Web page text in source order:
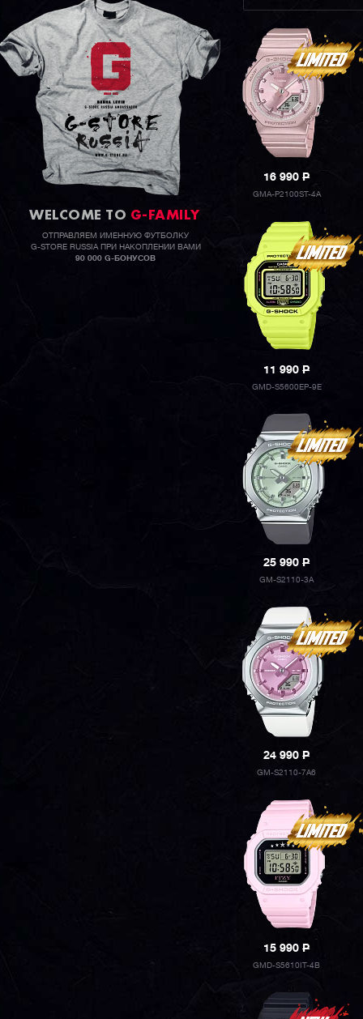
WELCOME TO G-FAMILY
ОТПРАВЛЯЕМ ИМЕННУЮ ФУТБОЛКУ
G-STORE RUSSIA ПРИ НАКОПЛЕНИИ ВАМИ
90 000 G-БОНУСОВ
16 990P
GMA-P2100ST-4A
11 990P
GMD-S5600EP-9E
25 990P
GM-S2110-3A
24 990P
GM-S2110-7A6
15 990P
GMD-S5610IT-4B